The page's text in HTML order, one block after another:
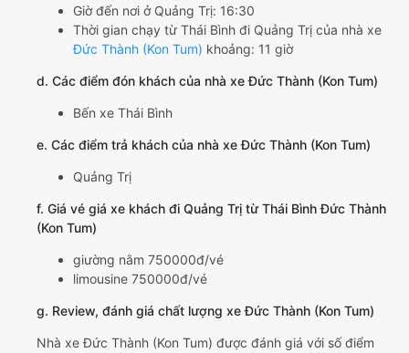
Giờ đến nơi ở Quảng Trị: 16:30
Thời gian chạy từ Thái Bình đi Quảng Trị của nhà xe
Đức Thành (Kon Tum) khoảng: 11 giờ
d. Các điểm đón khách của nhà xe Đức Thành (Kon Tum)
Bến xe Thái Bình
e. Các điểm trả khách của nhà xe Đức Thành (Kon Tum)
Quảng Trị
f. Giá vé giá xe khách đi Quảng Trị từ Thái Bình Đức Thành
(Kon Tum)
giường nằm 750000đ/vé
limousine 750000đ/vé
g. Review, đánh giá chất lượng xe Đức Thành (Kon Tum)
Nhà xe Đức Thành (Kon Tum) được đánh giá với số điểm